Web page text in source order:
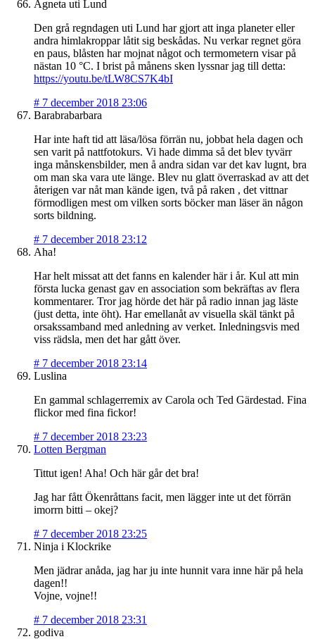
Agneta uti Lund
Den grå regndagen uti Lund har gjort att inga planeter eller
andra himlakroppar låtit sig beskådas. Nu verkar regnet göra
en paus, blåsten har mojnat något och termometern visar på
nästan 10 °C. I brist på månens sken lyssnar jag till detta:
https://youtu.be/tLW8CS7K4bI
# 7 december 2018 23:06
Barabrabarbara
Har inte haft tid att läsa/lösa förrän nu, jobbat hela dagen och
sen varit på nattfotokurs. Vi hade dimma så det blev tyvärr
inga månskensbilder, men å andra sidan var det kav lugnt, bra
om man ska vara ute länge. Blev nu glatt överraskad av att det
återigen var nåt man kände igen, två på raken , det vittnar
förmodligen mest om vilken sorts böcker man läser än någon
sorts bildning.
# 7 december 2018 23:12
Aha!
Har helt missat att det fanns en kalender här i år. Kul att min
första lucka genast gav en association som bekräftas av flera
kommentarer. Tror jag hörde det här på radio innan jag läste
(just detta, inte öht). Har emellanåt av visuella skäl tänkt på
orsakssamband med anledning av verket. Inledningsvis med
viss rädsla, men det har gått över.
# 7 december 2018 23:14
Luslina
En gammal schlagerremix av Carola och Ted Gärdestad. Fina
flickor med fina fickor!
# 7 december 2018 23:23
Lotten Bergman
Tittut igen! Aha! Och här går det bra!
Jag har fått Ökenråttans facit, men lägger inte ut det förrän
imorrn bitti – okej?
# 7 december 2018 23:25
Ninja i Klockrike
Men jädrar anåda, jag har ju inte hunnit vara inne här på hela
dagen!!
Vojne, vojne!!
# 7 december 2018 23:31
godiva